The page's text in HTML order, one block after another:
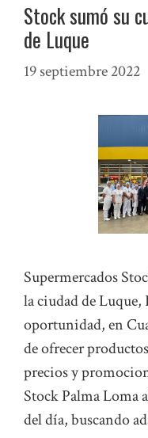
Stock sumó su
de Luque
19 septiembre 2022
Supermercados
la ciudad de Luque,
oportunidad, en
de ofrecer
precios y
Stock Palma Loma
del día, buscando